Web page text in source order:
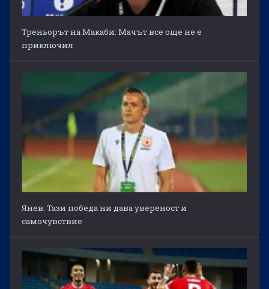
Треньорът на Макаби: Мачът все още не е
приключил
Янев: Тази победа ни дава увереност и
самочувствие